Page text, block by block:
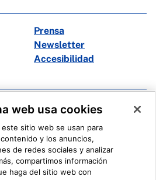
Prensa
Newsletter
Accesibilidad
X
Ivoox
Interno de Información
web usa cookies
este sitio web se usan para
y los anuncios,
de redes sociales y analizar
compartimos información
haga del sitio web con